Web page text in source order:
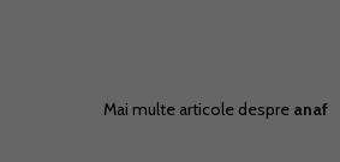
Mai multe articole despre anaf